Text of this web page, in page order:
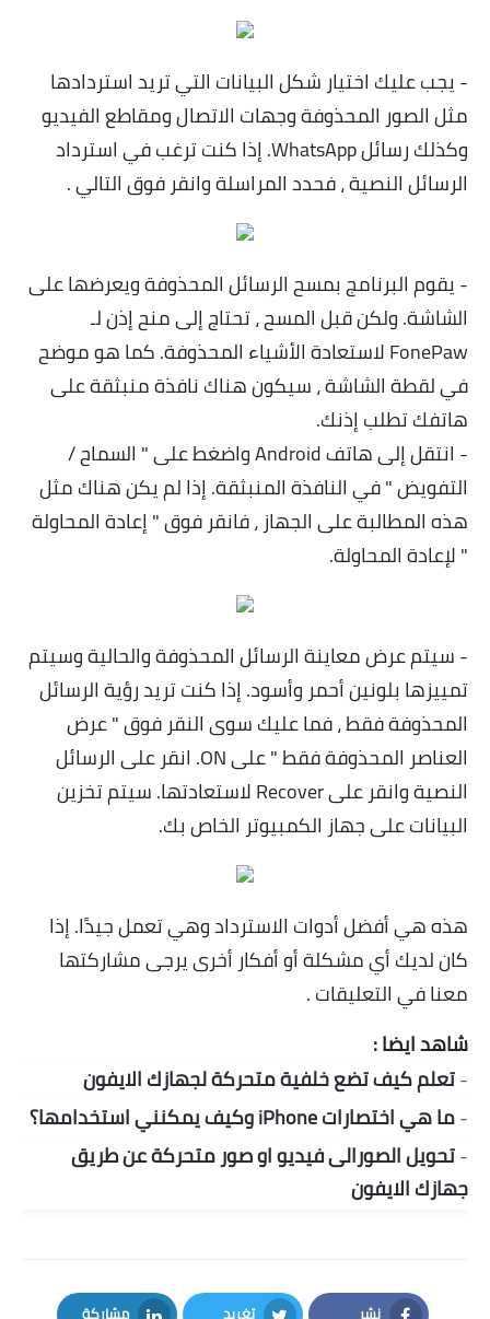
- يجب عليك اختيار شكل البيانات التي تريد استردادها
مثل الصور المحذوفة وجهات الاتصال ومقاطع الفيديو
وكذلك رسائل WhatsApp. إذا كنت ترغب في استرداد
الرسائل النصية ، فحدد المراسلة وانقر فوق التالي .
- يقوم البرنامج بمسح الرسائل المحذوفة ويعرضها على
الشاشة. ولكن قبل المسح ، تحتاج إلى منح إذن لـ
FonePaw لاستعادة الأشياء المحذوفة. كما هو موضح
في لقطة الشاشة ، سيكون هناك نافذة منبثقة على
هاتفك تطلب إذنك.
- انتقل إلى هاتف Android واضغط على " السماح /
التفويض " في النافذة المنبثقة. إذا لم يكن هناك مثل
هذه المطالبة على الجهاز ، فانقر فوق " إعادة المحاولة
" لإعادة المحاولة.
- سيتم عرض معاينة الرسائل المحذوفة والحالية وسيتم
تمييزها بلونين أحمر وأسود. إذا كنت تريد رؤية الرسائل
المحذوفة فقط ، فما عليك سوى النقر فوق " عرض
العناصر المحذوفة فقط " على ON. انقر على الرسائل
النصية وانقر على Recover لاستعادتها. سيتم تخزين
البيانات على جهاز الكمبيوتر الخاص بك.
هذه هي أفضل أدوات الاسترداد وهي تعمل جيدًا. إذا
كان لديك أي مشكلة أو أفكار أخرى يرجى مشاركتها
معنا في التعليقات .
شاهد ايضا :
-تعلم كيف تضع خلفية متحركة لجهازك الايفون
-ما هي اختصارات iPhone وكيف يمكنني استخدامها؟
-تحويل الصورالى فيديو او صور متحركة عن طريق
جهازك الايفون
نشر تغريد مشاركة